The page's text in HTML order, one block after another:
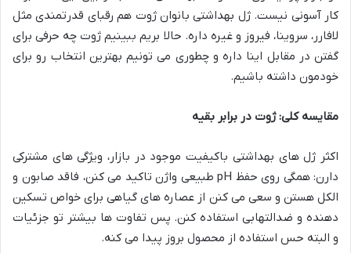
کار آسونی نیست. ژل بهداشتی بانوان ژوت هم رقبای قدرتمندی مثل
لافارر، سروینا، فیروز و غیره داره. حالا بریم ببینیم ژوت چه حرفی برای
گفتن در مقابل اینا داره و چطوری می تونیم بهترین انتخاب رو برای
خودمون داشته باشیم.
مقایسه کلی: ژوت در برابر بقیه
اکثر ژل های بهداشتی باکیفیت موجود در بازار، ویژگی های مشترکی
دارن: همگی روی حفظ pH طبیعی واژن تاکید می کنن، فاقد صابون و
الکل هستن و سعی می کنن از عصاره های گیاهی برای خواص تسکین
دهنده و ضدالتهابی استفاده کنن. پس تفاوت ها بیشتر تو جزئیات
و البته حس استفاده از محصول بروز پیدا می کنه.